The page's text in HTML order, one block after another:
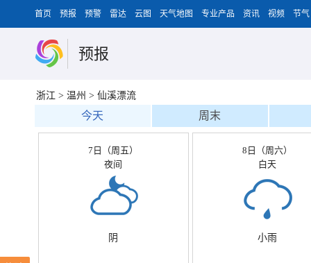
首页 预报 预警 雷达 云图 天气地图 专业产品 资讯 视频 节气
预报
浙江 > 温州 > 仙溪漂流
今天 周末
7日（周五）
夜间
阴
8日（周六）
白天
小雨